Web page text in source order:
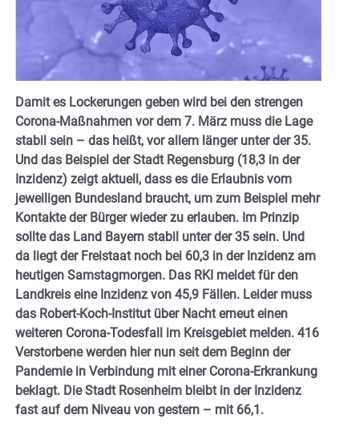
Damit es Lockerungen geben wird bei den strengen
Corona-Maßnahmen vor dem 7. März muss die Lage
stabil sein – das heißt, vor allem länger unter der 35.
Und das Beispiel der Stadt Regensburg (18,3 in der
Inzidenz) zeigt aktuell, dass es die Erlaubnis vom
jeweiligen Bundesland braucht, um zum Beispiel mehr
Kontakte der Bürger wieder zu erlauben. Im Prinzip
sollte das Land Bayern stabil unter der 35 sein. Und
da liegt der Freistaat noch bei 60,3 in der Inzidenz am
heutigen Samstagmorgen. Das RKI meldet für den
Landkreis eine Inzidenz von 45,9 Fällen. Leider muss
das Robert-Koch-Institut über Nacht erneut einen
weiteren Corona-Todesfall im Kreisgebiet melden. 416
Verstorbene werden hier nun seit dem Beginn der
Pandemie in Verbindung mit einer Corona-Erkrankung
beklagt. Die Stadt Rosenheim bleibt in der Inzidenz
fast auf dem Niveau von gestern – mit 66,1.